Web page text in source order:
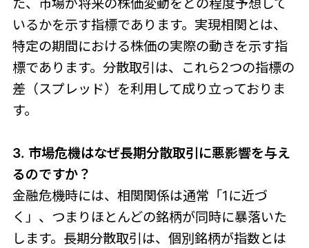
た、市場が将来の株価変動をどの程度予想して
いるかを示す指標であります。実現相関とは、
特定の期間における株価の実際の動きを示す指
標であります。分散取引は、これら2つの指標の
差（スプレッド）を利用して成り立っておりま
す。
3. 市場危機はなぜ長期分散取引に悪影響を与え
るのですか？
金融危機時には、相関関係は通常「1に近づ
く」、つまりほとんどの銘柄が同時に暴落いた
します。長期分散取引は、個別銘柄が指数とは